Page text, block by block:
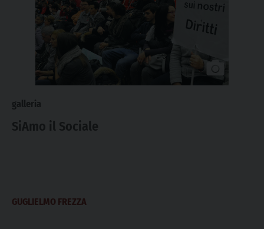
galleria
SiAmo il Sociale
GUGLIELMO FREZZA